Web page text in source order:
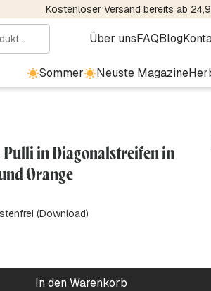
Kostenloser Versand bereits ab
Über unsFAQBlog
Sommer Neuste Magazine
in Diagonalstreifen in
Orange
(Download)
In den Warenkorb